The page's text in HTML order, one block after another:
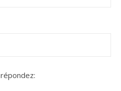
répondez: